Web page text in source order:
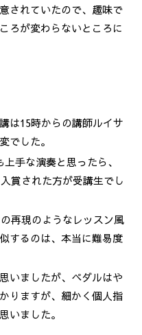
されていたので、趣味で
ろが変わらないところに
は15時からの講師ルイサ
でした。
手な演奏と思ったら、
賞された方が受講生でし
再現のようなレッスン風
するのは、本当に難易度
いましたが、ペダルはや
りますが、細かく個人指
いました。